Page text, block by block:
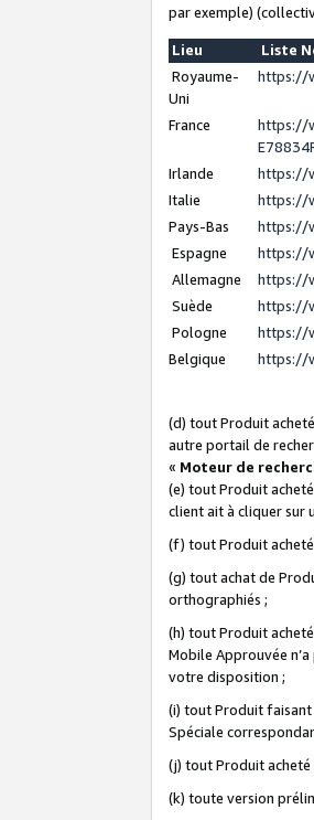
par exemple)
Lieu
Liste
Royaume-
Uni
https://
France
https://
Irlande
https://
Italie
https://
Pays-Bas
https://
Espagne
https://
Allemagne
https://
Suède
https://
Pologne
https://
Belgique
https://
(d) tout Produit
autre portail de
« Moteur de
(e) tout Produit
client ait à cliquer sur
(f) tout Produit
(g) tout achat de
orthographiés ;
(h) tout Produit
Mobile Approuvée
votre disposition ;
(i) tout Produit faisant
Spéciale
(j) tout Produit
(k) toute version